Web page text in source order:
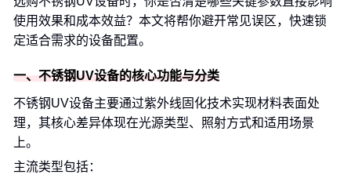
使用效果和成本效益？本文将帮你避开常见误区，快速锁
定适合需求的设备配置。
一、不锈钢UV设备的核心功能与分类
不锈钢UV设备主要通过紫外线固化技术实现材料表面处
理，其核心差异体现在光源类型、照射方式和适用场景
上。
主流类型包括：